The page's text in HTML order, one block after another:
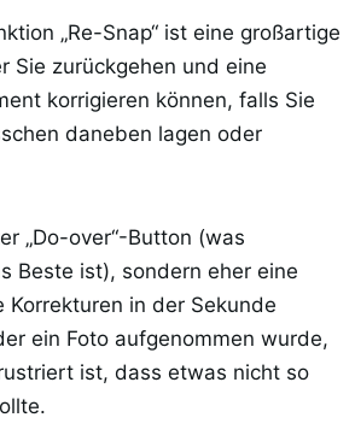
„Re-Snap“ ist eine großartige
Sie zurückgehen und eine
korrigieren können, falls Sie
daneben lagen oder
„Do-over“-Button (was
Beste ist), sondern eher eine
Korrekturen in der Sekunde
ein Foto aufgenommen wurde,
ist, dass etwas nicht so